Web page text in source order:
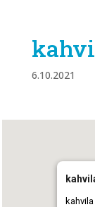
6.10.2021